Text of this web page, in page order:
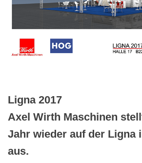
Ligna 2017
Axel Wirth Maschinen
Jahr wieder auf der Ligna
aus.